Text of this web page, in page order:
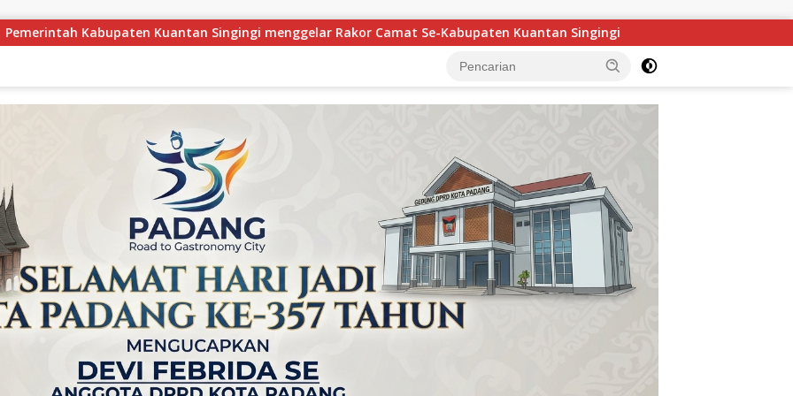
Rakor Camat Se-Kabupaten Kuantan Singingi Maigus Nasir Ajak Siswa SMA 1 Pertiwi Padang Raih Beasiswa